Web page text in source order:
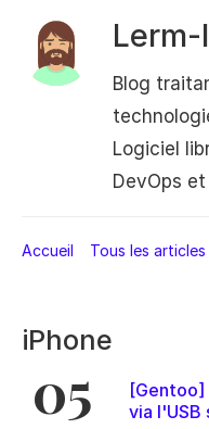
Lerm-
Blog
Logiciel
DevOps
Accueil Tous les articles
iPhone
05
[Gentoo]
via l'USB